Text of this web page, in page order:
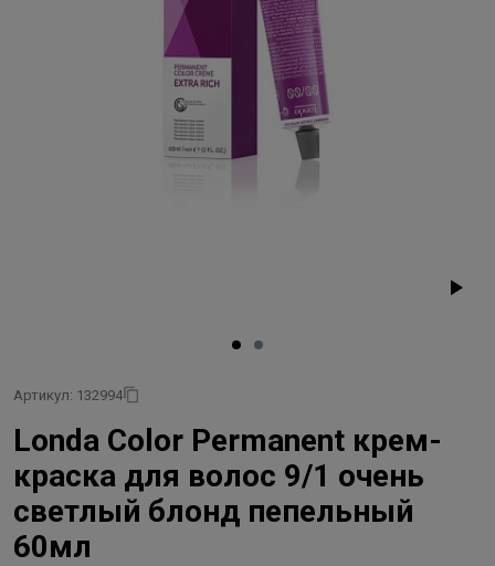
Артикул: 132994
Londa Color Permanent крем-
краска для волос 9/1 очень
светлый блонд пепельный
60мл